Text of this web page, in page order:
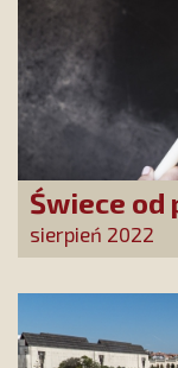
Świece
Fatimie
sierpień 2022